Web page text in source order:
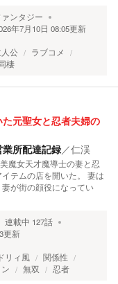
ンタジー
年7月10日 08:05更新
公
ラブコメ
棲
元聖女と忍者夫婦の
所配達記録／仁渓
魔女天才魔導士の妻と忍
テムの店を開いた。 妻は
が街の顔役になってい
連載中 127話
更新
リィ風
関係性
無双 忍者